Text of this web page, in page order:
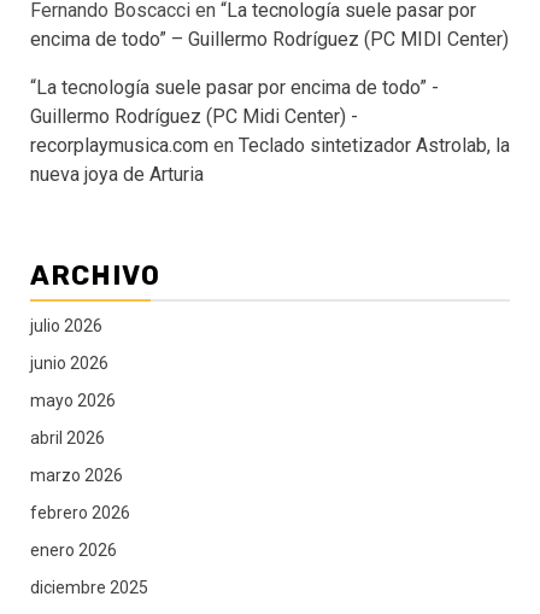
Fernando Boscacci en “La tecnología suele pasar por
encima de todo” – Guillermo Rodríguez (PC MIDI Center)
“La tecnología suele pasar por encima de todo” -
Guillermo Rodríguez (PC Midi Center) -
recorplaymusica.com en Teclado sintetizador Astrolab, la
nueva joya de Arturia
ARCHIVO
julio 2026
junio 2026
mayo 2026
abril 2026
marzo 2026
febrero 2026
enero 2026
diciembre 2025